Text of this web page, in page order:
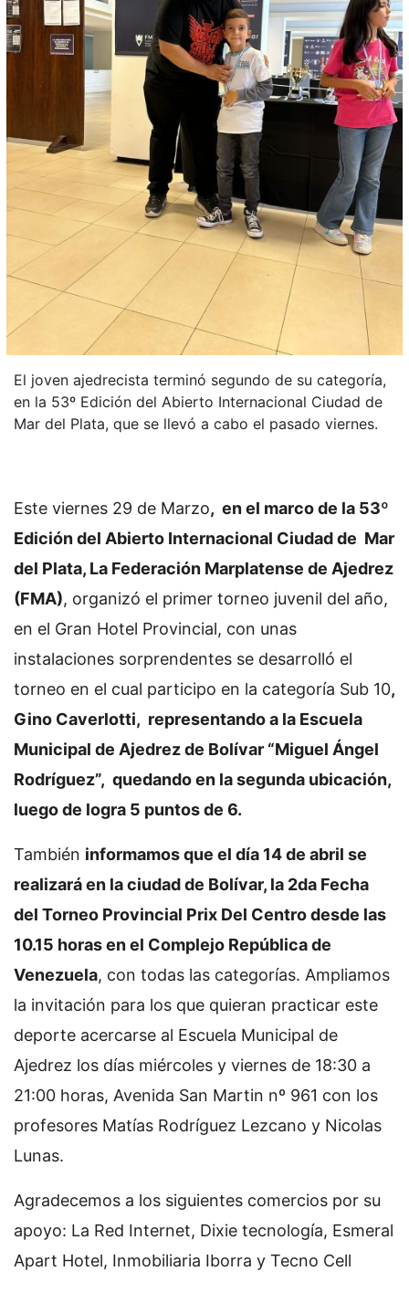
El joven ajedrecista terminó segundo de su categoría,
en la 53º Edición del Abierto Internacional Ciudad de
Mar del Plata, que se llevó a cabo el pasado viernes.
Este viernes 29 de Marzo, en el marco de la 53º
Edición del Abierto Internacional Ciudad de Mar
del Plata, La Federación Marplatense de Ajedrez
(FMA), organizó el primer torneo juvenil del año,
en el Gran Hotel Provincial, con unas
instalaciones sorprendentes se desarrolló el
torneo en el cual participo en la categoría Sub 10,
Gino Caverlotti, representando a la Escuela
Municipal de Ajedrez de Bolívar “Miguel Ángel
Rodríguez”, quedando en la segunda ubicación,
luego de logra 5 puntos de 6.
También informamos que el día 14 de abril se
realizará en la ciudad de Bolívar, la 2da Fecha
del Torneo Provincial Prix Del Centro desde las
10.15 horas en el Complejo República de
Venezuela, con todas las categorías. Ampliamos
la invitación para los que quieran practicar este
deporte acercarse al Escuela Municipal de
Ajedrez los días miércoles y viernes de 18:30 a
21:00 horas, Avenida San Martin nº 961 con los
profesores Matías Rodríguez Lezcano y Nicolas
Lunas.
Agradecemos a los siguientes comercios por su
apoyo: La Red Internet, Dixie tecnología, Esmeral
Apart Hotel, Inmobiliaria Iborra y Tecno Cell